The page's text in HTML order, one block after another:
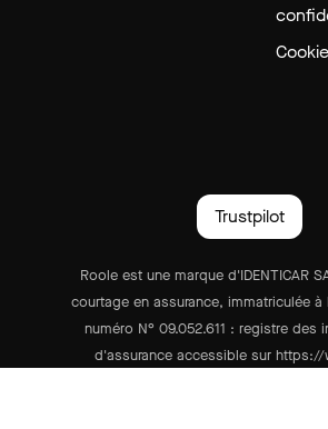
Trustpilot
Roole est une marque d'IDENTICAR
courtage en assurance, immatriculée à
numéro N° 09.052.611 : registre des
d'assurance accessible sur https://